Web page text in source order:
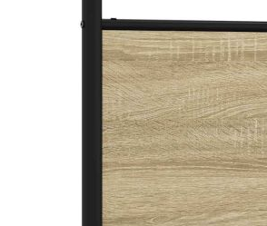
предлага с табла, която
опора за гърба, когато седите в
четете или гледате телевизия,
същевременно служи и като
елемент.Решетъчна основа за
Рамката на леглото е
основа за опора и дишане на
Добре е да се знае:Към това
матрак. Предлагаме
Можете да проверите нашия
подходящ матрак.
Цвят: Дъб сонома